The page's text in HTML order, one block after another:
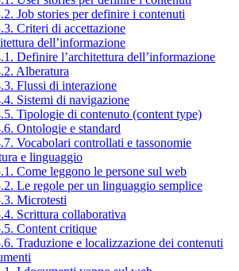
Job stories per definire i contenuti
Criteri di accettazione
dell’informazione
Definire l’architettura dell’informazione
Alberatura
Flussi di interazione
Sistemi di navigazione
Tipologie di contenuto (content type)
Ontologie e standard
Vocabolari controllati e tassonomie
e linguaggio
Come leggono le persone sul web
Le regole per un linguaggio semplice
Microtesti
Scrittura collaborativa
Content critique
Traduzione e localizzazione dei contenuti